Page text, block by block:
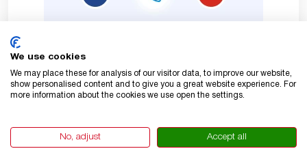
Wir sind davon überzeugt, dass Vertrauen durch
We use cookies
We may place these for analysis of our visitor data, to improve our website,
show personalised content and to give you a great website experience. For
more information about the cookies we use open the settings.
No, adjust Accept all